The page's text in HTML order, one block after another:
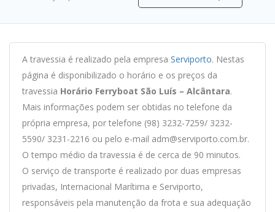
A travessia é realizado pela empresa Serviporto. Nestas
página é disponibilizado o horário e os preços da
travessia Horário Ferryboat São Luís – Alcântara.
Mais informações podem ser obtidas no telefone da
própria empresa, por telefone (98) 3232-7259/ 3232-
5590/ 3231-2216 ou pelo e-mail adm@serviporto.com.br.
O tempo médio da travessia é de cerca de 90 minutos.
O serviço de transporte é realizado por duas empresas
privadas, Internacional Marítima e Serviporto,
responsáveis pela manutenção da frota e sua adequação